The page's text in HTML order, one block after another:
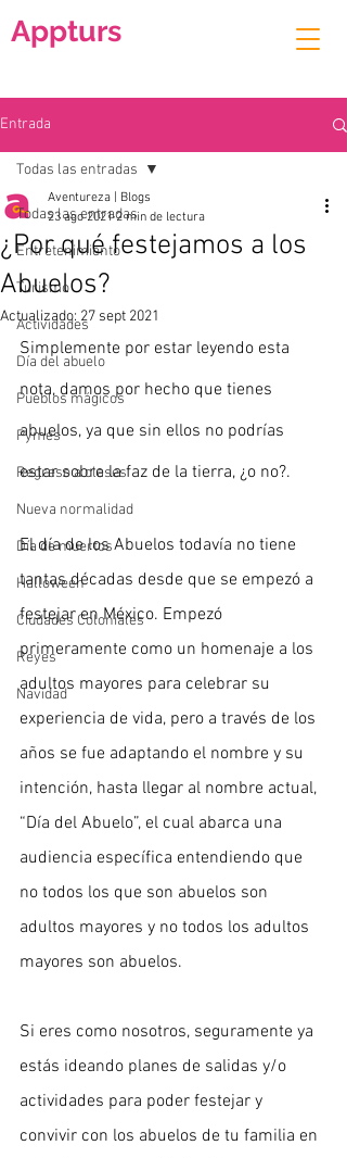
Appturs
Entrada
Todas las entradas
Entretenimiento
Turismo
Actividades
Día del abuelo
Pueblos mágicos
Pymes
Regreso a clases
Nueva normalidad
Día de muertos
Halloween
Ciudades Coloniales
Reyes
Navidad
Todas las entradas
¿Por qué festejamos a los
Abuelos?
Aventureza | Blogs
23 ago 2021 2 min de lectura
Actualizado: 27 sept 2021
Simplemente por estar leyendo esta
nota, damos por hecho que tienes
abuelos, ya que sin ellos no podrías
estar sobre la faz de la tierra, ¿o no?.
El día de los Abuelos todavía no tiene
tantas décadas desde que se empezó a
festejar en México. Empezó
primeramente como un homenaje a los
adultos mayores para celebrar su
experiencia de vida, pero a través de los
años se fue adaptando el nombre y su
intención, hasta llegar al nombre actual,
“Día del Abuelo”, el cual abarca una
audiencia específica entendiendo que
no todos los que son abuelos son
adultos mayores y no todos los adultos
mayores son abuelos.
Si eres como nosotros, seguramente ya
estás ideando planes de salidas y/o
actividades para poder festejar y
convivir con los abuelos de tu familia en